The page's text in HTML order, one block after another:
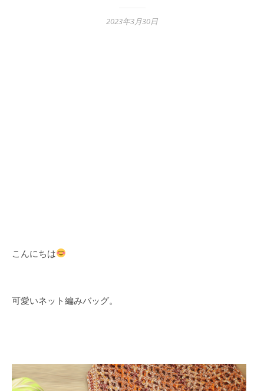
2023年3月30日
こんにちは
可愛いネット編みバッグ。